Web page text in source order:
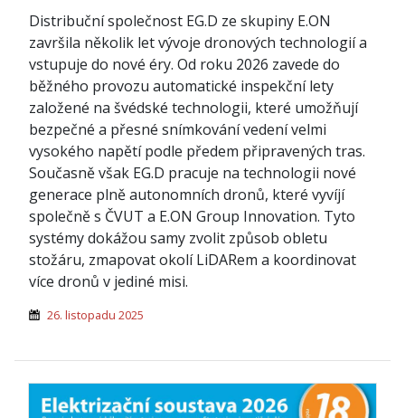
Distribuční společnost EG.D ze skupiny E.ON
završila několik let vývoje dronových technologií a
vstupuje do nové éry. Od roku 2026 zavede do
běžného provozu automatické inspekční lety
založené na švédské technologii, které umožňují
bezpečné a přesné snímkování vedení velmi
vysokého napětí podle předem připravených tras.
Současně však EG.D pracuje na technologii nové
generace plně autonomních dronů, které vyvíjí
společně s ČVUT a E.ON Group Innovation. Tyto
systémy dokážou samy zvolit způsob obletu
stožáru, zmapovat okolí LiDARem a koordinovat
více dronů v jediné misi.
26. listopadu 2025